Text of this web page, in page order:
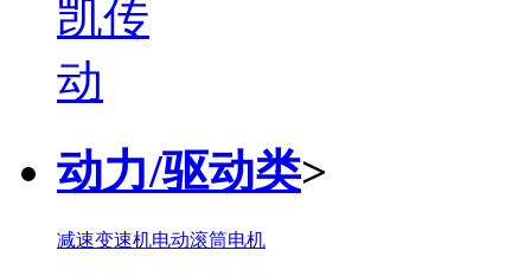
动力/驱动类>
减速变速机电动滚筒电机